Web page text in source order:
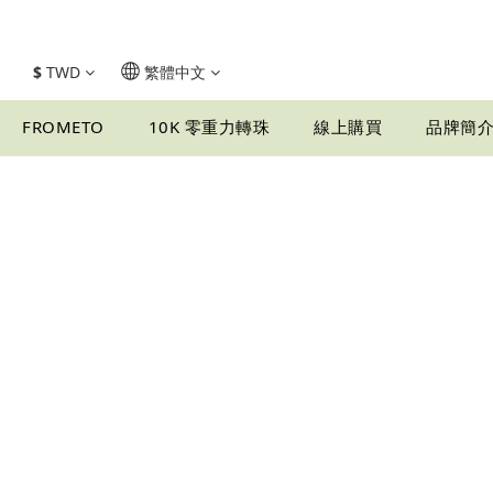
$ TWD 繁體中文
FROMETO 10K 零重力轉珠 線上購買 品牌簡介